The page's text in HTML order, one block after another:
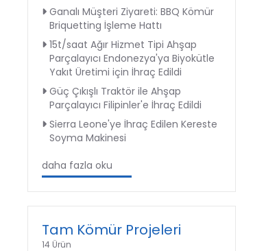
Ganalı Müşteri Ziyareti: BBQ Kömür
Briquetting İşleme Hattı
15t/saat Ağır Hizmet Tipi Ahşap
Parçalayıcı Endonezya'ya Biyokütle
Yakıt Üretimi için İhraç Edildi
Güç Çıkışlı Traktör ile Ahşap
Parçalayıcı Filipinler'e İhraç Edildi
Sierra Leone'ye İhraç Edilen Kereste
Soyma Makinesi
daha fazla oku
Tam Kömür Projeleri
14 Ürün